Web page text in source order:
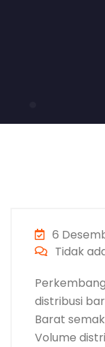
6
Tidak
distribusi
Barat
Volume